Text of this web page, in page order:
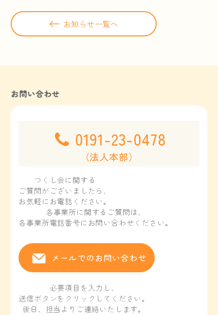
お知らせ一覧へ
お問い合わせ
0191-23-0478
（法人本部）
つくし会に関する
ご質問がございましたら、
お気軽にお電話ください。
各事業所に関するご質問は、
各事業所電話番号にお問い合わせください。
メールでのお問い合わせ
必要項目を入力し、
送信ボタンをクリックしてください。
後日、担当よりご連絡いたします。